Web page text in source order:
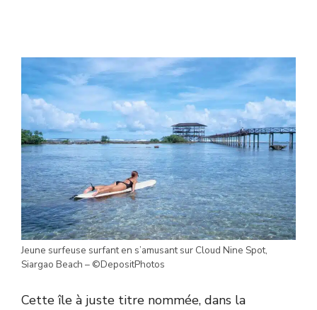
Jeune surfeuse surfant en s’amusant sur Cloud Nine Spot,
Siargao Beach – ©DepositPhotos
Cette île à juste titre nommée, dans la